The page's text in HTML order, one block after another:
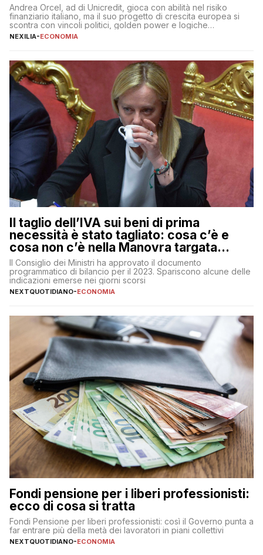
Andrea Orcel, ad di Unicredit, gioca con abilità nel risiko
finanziario italiano, ma il suo progetto di crescita europea si
scontra con vincoli politici, golden power e logiche
protezionistiche. Orcel e la mossa su Generali Andrea Orcel,
NEXILIA-ECONOMIA
Il taglio dell’IVA sui beni di prima
necessità è stato tagliato: cosa c’è e
cosa non c’è nella Manovra targata
Meloni
Il Consiglio dei Ministri ha approvato il documento
programmatico di bilancio per il 2023. Spariscono alcune delle
indicazioni emerse nei giorni scorsi
NEXTQUOTIDIANO-ECONOMIA
Fondi pensione per i liberi professionisti:
ecco di cosa si tratta
Fondi Pensione per liberi professionisti: così il Governo punta a
far entrare più della metà dei lavoratori in piani collettivi
NEXTQUOTIDIANO-ECONOMIA